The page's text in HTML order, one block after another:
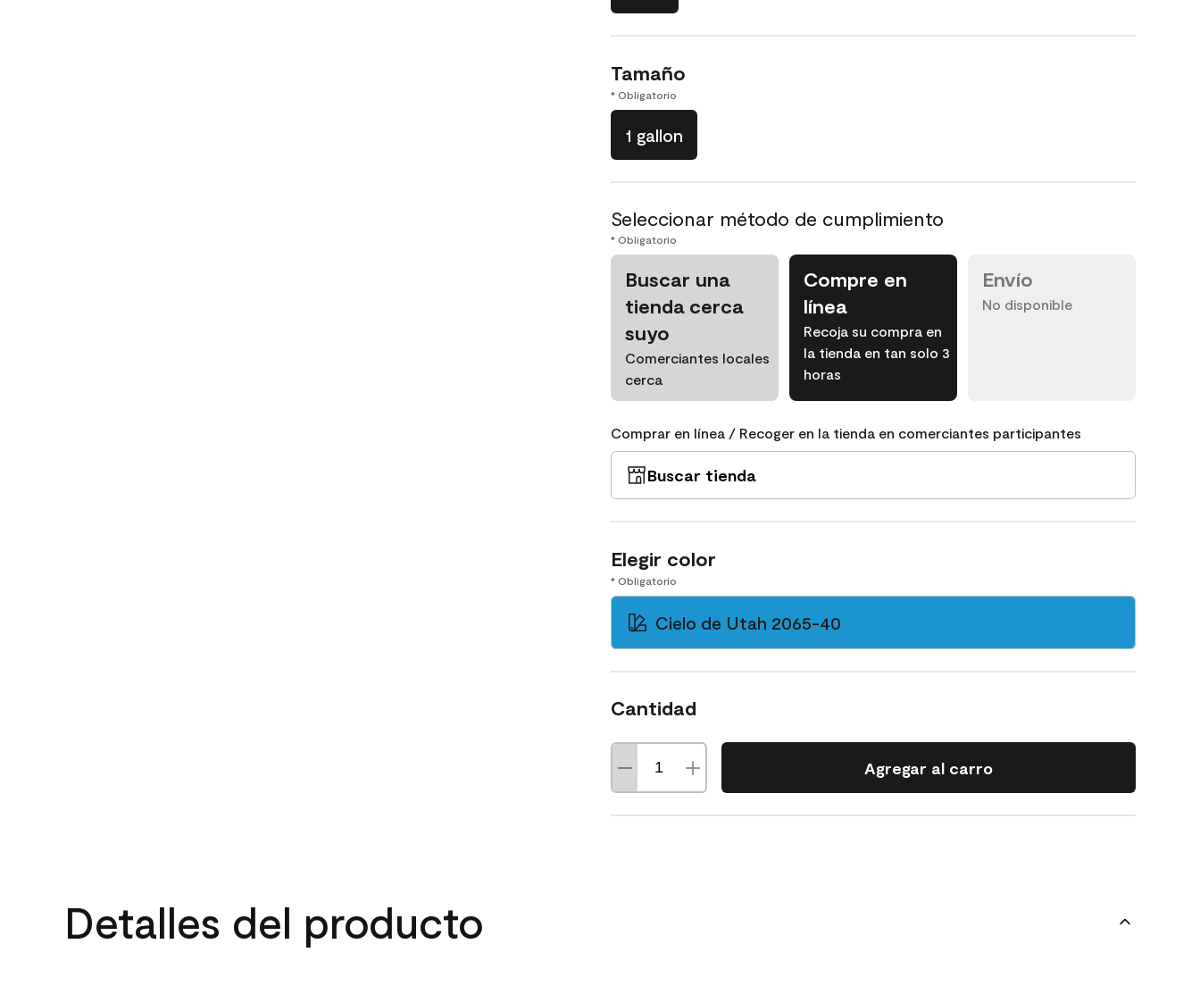
Tamaño
* Obligatorio
1 gallon
Seleccionar método de cumplimiento
* Obligatorio
Buscar una
tienda cerca
suyo
Comerciantes locales
cerca
Compre en
línea
Recoja su compra en
la tienda en tan solo 3
horas
Envío
No disponible
Comprar en línea / Recoger en la tienda en comerciantes participantes
Buscar tienda
Elegir color
* Obligatorio
Cielo de Utah 2065-40
Cantidad
Agregar al carro
Detalles del producto